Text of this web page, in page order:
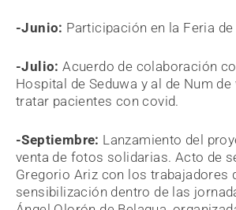
-Junio: Participación en la Feria
-Julio:Acuerdo de colaboración
Hospital de Seduwa y al de Num
tratar pacientes con covid.
-Septiembre: Lanzamiento del
venta de fotos solidarias. Acto de
Gregorio Ariz con los trabajadores
sensibilización dentro de las